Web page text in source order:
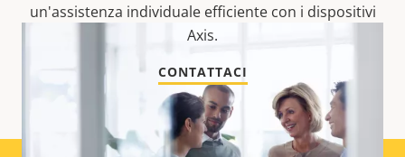
un'assistenza individuale efficiente con i dispositivi
Axis.
CONTATTACI